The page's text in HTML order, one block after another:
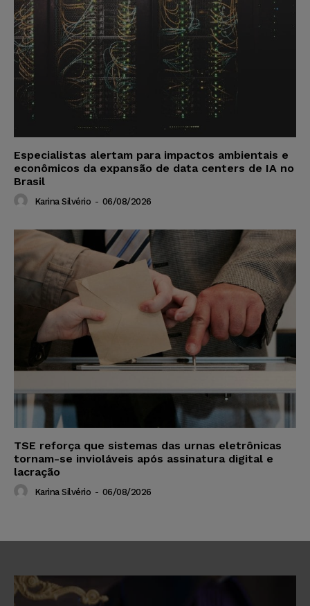
Especialistas alertam para impactos ambientais e
econômicos da expansão de data centers de IA no
Brasil
Karina Silvério - 06/08/2026
TSE reforça que sistemas das urnas eletrônicas
tornam-se invioláveis após assinatura digital e
lacração
Karina Silvério - 06/08/2026